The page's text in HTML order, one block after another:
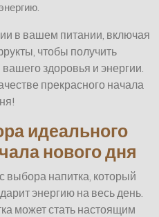
в вашем питании, включая
чтобы получить
здоровья и энергии.
прекрасного начала
идеального
нового дня
выбора напитка, который
энергию на весь день.
может стать настоящим